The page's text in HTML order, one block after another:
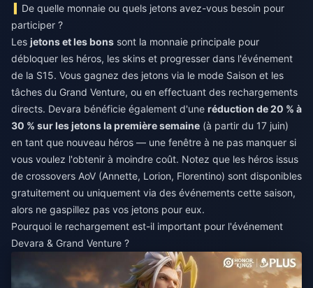
De quelle monnaie ou quels jetons avez-vous besoin pour
participer ?
Les jetons et les bons sont la monnaie principale pour
débloquer les héros, les skins et progresser dans l'événement
de la S15. Vous gagnez des jetons via le mode Saison et les
tâches du Grand Venture, ou en effectuant des rechargements
directs. Devara bénéficie également d'une réduction de 20 % à
30 % sur les jetons la première semaine (à partir du 17 juin)
en tant que nouveau héros — une fenêtre à ne pas manquer si
vous voulez l'obtenir à moindre coût. Notez que les héros issus
de crossovers AoV (Annette, Lorion, Florentino) sont disponibles
gratuitement ou uniquement via des événements cette saison,
alors ne gaspillez pas vos jetons pour eux.
Pourquoi le rechargement est-il important pour l'événement
Devara & Grand Venture ?